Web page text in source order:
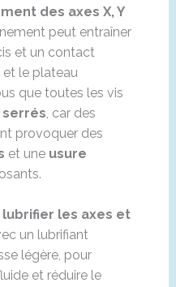
des axes X, Y
peut entraîner
et un contact
et le plateau
que toutes les vis
serrés, car des
provoquer des
et une usure
lubrifier les axes et
un lubrifiant
légère, pour
et réduire le